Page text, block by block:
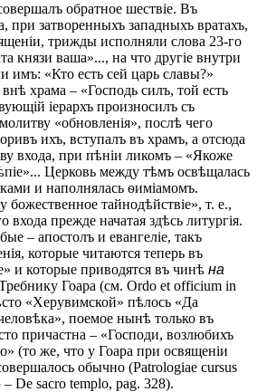
обратное шествіе. Въ
при затворенныхъ западныхъ вратахъ,
трижды исполняли слова 23-го
князи ваша»..., на что другіе внутри
имъ: «Кто есть сей царь славы?»
храма – «Господь силъ, той есть
іерархъ произносилъ съ
«обновленія», послѣ чего
ихъ, вступалъ въ храмъ, а отсюда
входа, при пѣніи ликомъ – «Якоже
Церковь между тѣмъ освѣщалась
и наполнялась ѳиміамомъ.
тайнодѣйствіе», т. е.,
входа прежде начатая здѣсь литургія.
– апостолъ и евангеліе, такъ
которые читаются теперь въ
и которые приводятся въ чинѣ на
Гоара (см. Ordo et officium in
«Херувимской» пѣлось «Да
поемое нынѣ только въ
причастна – «Господи, возлюбихъ
(то же, что у Гоара при освященіи
обычно (Patrologiae cursus
De sacro templo, pag. 328).